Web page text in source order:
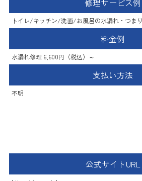
修理サービス例
トイレ/キッチン/洗面/お風呂の水漏れ・つまり
料金例
水漏れ修理 6,600円（税込）～
支払い方法
不明
公式サイトURL